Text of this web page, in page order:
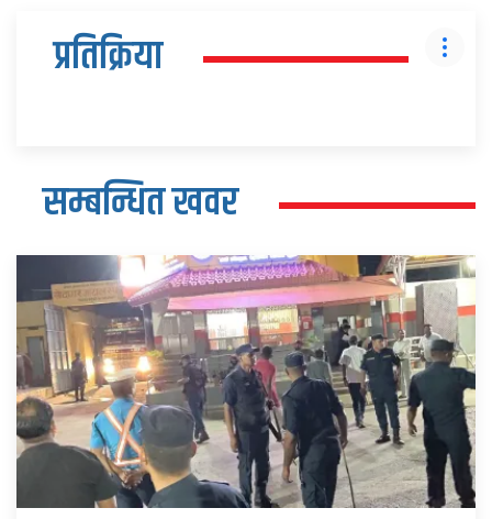
प्रतिक्रिया
सम्बन्धित खवर